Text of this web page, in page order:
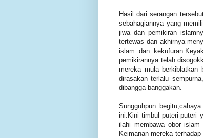
Hasil dari serangan
sebahagiannya yang
jiwa dan pemikiran
tertewas dan akhirnya
islam dan
pemikirannya telah
mereka mula berkiblatkan
dirasakan terlalu
dibangga-banggakan.
Sungguhpun
ini.Kini timbul puteri-puteri
ilahi membawa obor
Keimanan mereka